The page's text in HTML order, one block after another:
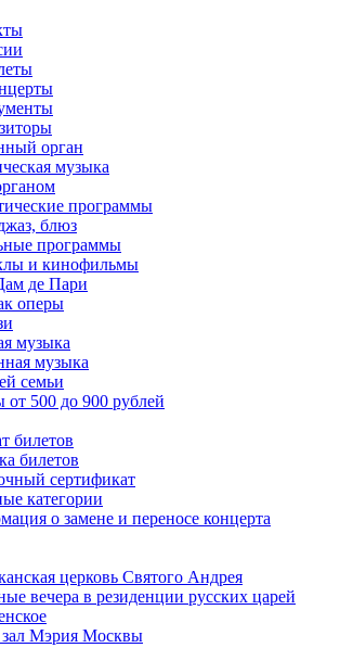
орган
музыка
программы
блюз
программы
и кинофильмы
де Пари
оперы
музыка
музыка
семьи
от 500 до 900 рублей
билетов
билетов
сертификат
категории
о замене и переносе концерта
церковь Святого Андрея
вечера в резиденции русских царей
Мэрия Москвы